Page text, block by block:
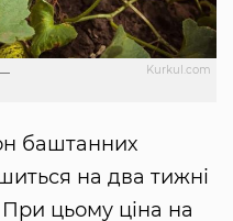
Kurkul.com
баштанних
на два тижні
При цьому ціна на